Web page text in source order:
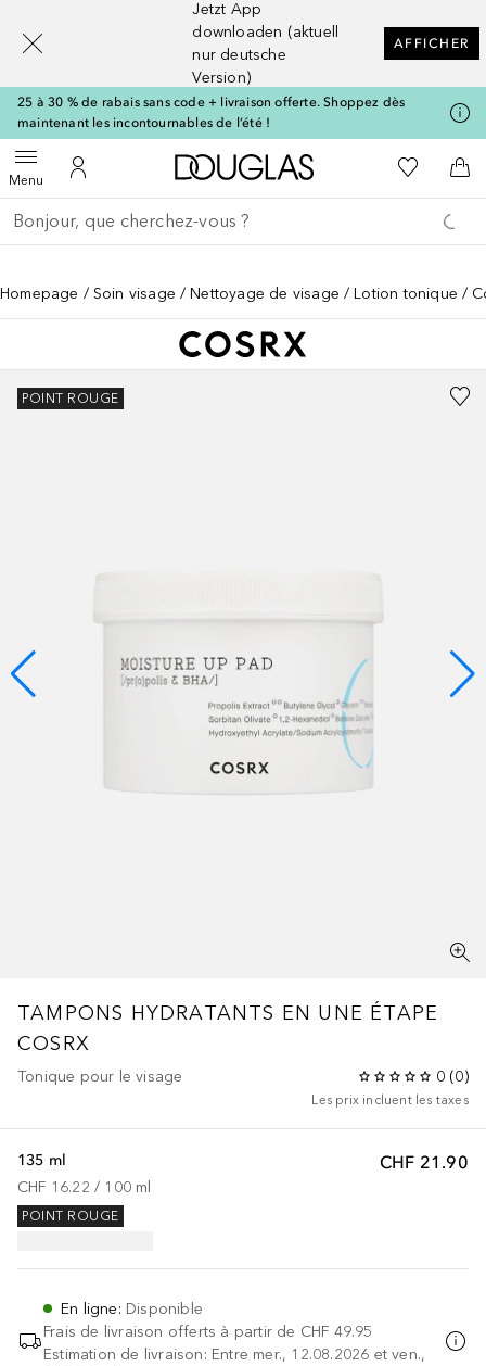
Jetzt App
downloaden (aktuell
nur deutsche
Version)
AFFICHER
25 à 30 % de rabais sans code + livraison offerte. Shoppez dès
maintenant les incontournables de l’été !
MenuOuvrir le menuVers Mon Compte
Vers l'accueil Douglas
Vers Ma
Retourner
Exécuter la recherche
Homepage Soin visage Nettoyage de visage Lotion tonique
POINT ROUGE
TAMPONS HYDRATANTS EN UNE ÉTAPE
COSRX
Tonique pour le visage 0 (0)
Les prix incluent les taxes
CHF 21.90
135 ml
CHF 16.22 / 100 ml
POINT ROUGE
En ligne: Disponible
Frais de livraison offerts à partir de CHF 49.95
Estimation de livraison: Entre mer., 12.08.2026 et ven.,
[navigation.slideout.screenreader]